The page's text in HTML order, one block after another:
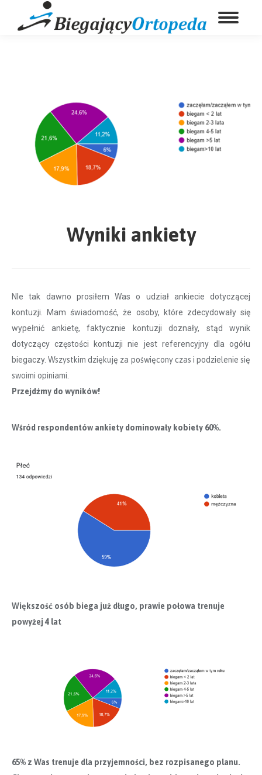
Wyniki ankiety
NIe tak dawno prosiłem Was o udział ankiecie dotyczącej
kontuzji. Mam świadomość, że osoby, które zdecydowały się
wypełnić ankietę, faktycznie kontuzji doznały, stąd wynik
dotyczący częstości kontuzji nie jest referencyjny dla ogółu
biegaczy.Wszystkim dziękuję za poświęcony czas i podzielenie się
swoimi opiniami.
Przejdźmy do wyników!
Wśród respondentów ankiety dominowały kobiety 60%.
Większość osób biega już długo, prawie połowa trenuje
powyżej 4 lat
65% z Was trenuje dla przyjemności, bez rozpisanego planu.